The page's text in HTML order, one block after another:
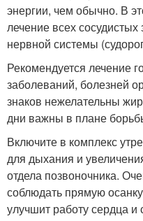
энергии, чем обычно. В
лечение всех
нервной системы
Рекомендуется лечение
заболеваний, болезней
знаков нежелательны
дни важны в плане
Включите в комплекс
для дыхания и
отдела позвоночника.
соблюдать прямую
улучшит работу сердца и